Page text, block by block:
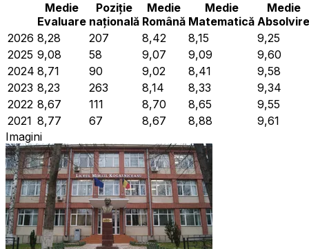
Medie
Evaluare
Poziție
națională
Medie
Română
Medie
Matematică
Medie
Absolvire
2026 8,28 207 8,42 8,15
9,25
2025 9,08 58 9,07 9,09
9,60
2024 8,71 90 9,02 8,41
9,58
2023 8,23 263 8,14 8,33
9,34
2022 8,67 111 8,70 8,65
9,55
2021 8,77 67 8,67 8,88
9,61
Imagini